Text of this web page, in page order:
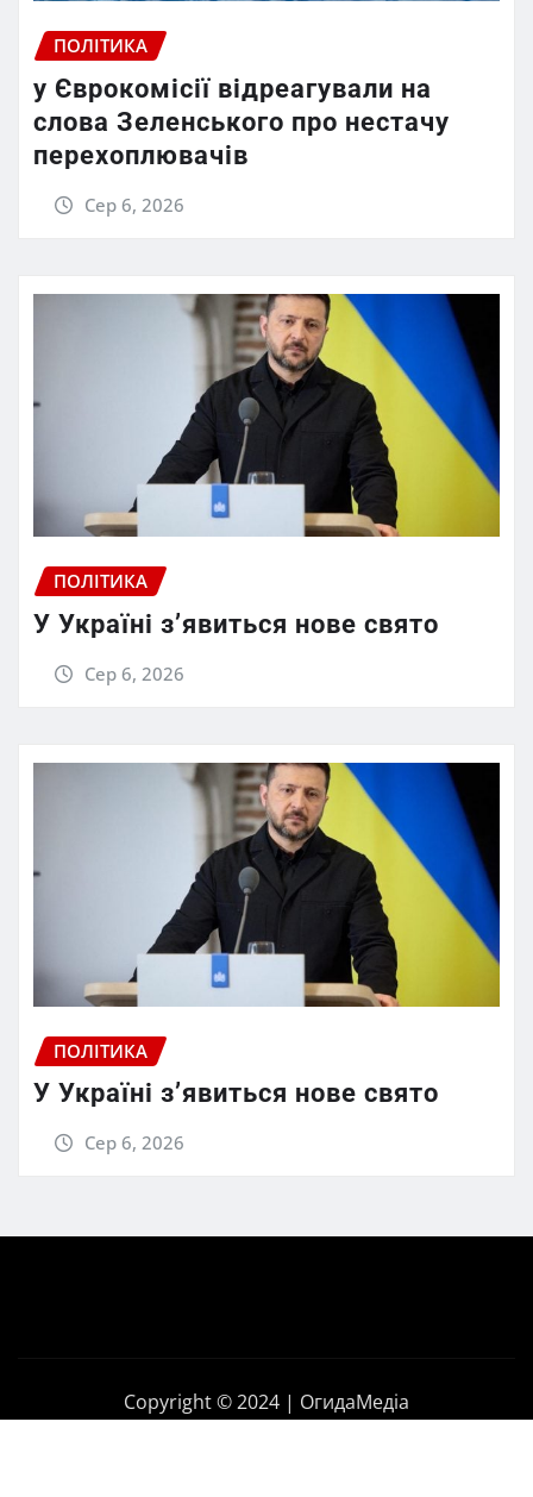
ПОЛІТИКА
у Єврокомісії відреагували на
слова Зеленського про нестачу
перехоплювачів
Сер 6, 2026
ПОЛІТИКА
У Україні з’явиться нове свято
Сер 6, 2026
ПОЛІТИКА
У Україні з’явиться нове свято
Сер 6, 2026
Copyright © 2024 | ОгидаМедіа